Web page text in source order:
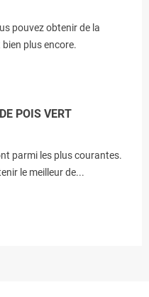
pouvez obtenir de la
plus encore.
POIS VERT
parmi les plus courantes.
le meilleur de...